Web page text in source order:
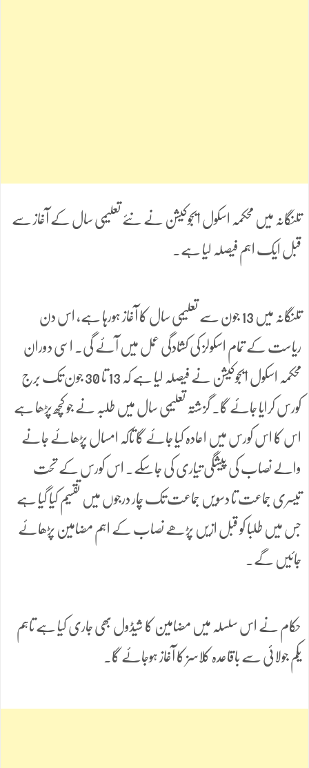
تلنگانہ میں محکمہ اسکول ایجوکیشن نے نئے تعلیمی سال کے آغاز سے
قبل ایک اہم فیصلہ لیا ہے۔
تلنگانہ میں 13 جون سے تعلیمی سال کا آغاز ہورہا ہے، اس دن
ریاست کے تمام اسکولز کی کشادگی عمل میں آئے گی۔ اسی دوران
محکمہ اسکول ایجوکیشن نے فیصلہ لیا ہے کہ 13 تا 30 جون تک برج
کورس کرایا جائے گا۔ گزشتہ تعلیمی سال میں طلبہ نے جو کچھ پڑھا ہے
اس کا اس کورس میں اعادہ کیا جائے گا تاکہ امسال پڑھائے جانے
والے نصاب کی پیشگی تیاری کی جاسکے۔ اس کورس کے تحت
تیسری جماعت تا دسویں جماعت تک چار درجوں میں تقسیم کیا گیا ہے
جس میں طلبا کو قبل ازیں پڑھے نصاب کے اہم مضامین پڑھائے
جائیں گے۔
حکام نے اس سلسلہ میں مضامین کا شیڈول بھی جاری کیا ہے تاہم
یکم جولائی سے باقاعدہ کلاسز کا آغاز ہوجائے گا۔